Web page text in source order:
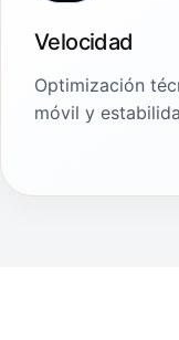
Velocidad
Optimización
móvil y